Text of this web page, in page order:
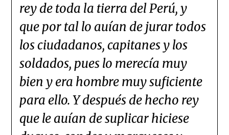
rey de toda la tierra del Perú, y
que por tal lo auían de jurar todos
los ciudadanos, capitanes y los
soldados, pues lo merecía muy
bien y era hombre muy suficiente
para ello. Y después de hecho rey
que le auían de suplicar hiciese